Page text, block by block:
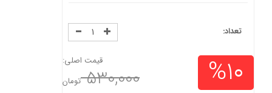
تعداد:
%10 قیمت اصلی:
530,000 تومان